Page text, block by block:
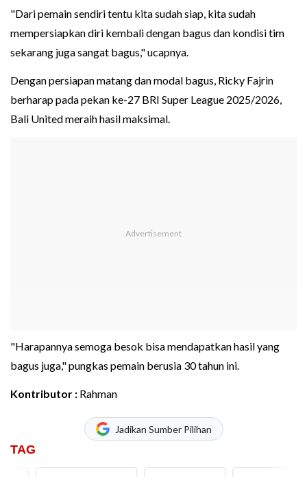
"Dari pemain sendiri tentu kita sudah siap, kita sudah
mempersiapkan diri kembali dengan bagus dan kondisi tim
sekarang juga sangat bagus," ucapnya.
Dengan persiapan matang dan modal bagus, Ricky Fajrin
berharap pada pekan ke-27 BRI Super League 2025/2026,
Bali United meraih hasil maksimal.
"Harapannya semoga besok bisa mendapatkan hasil yang
bagus juga," pungkas pemain berusia 30 tahun ini.
Kontributor : Rahman
Jadikan Sumber Pilihan
TAG